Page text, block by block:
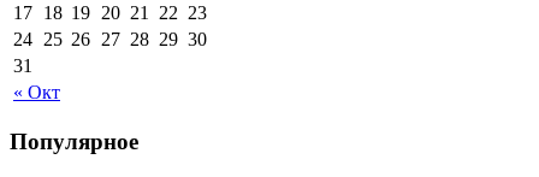
« Окт
17 18 19 20 21 22 23
24 25 26 27 28 29 30
31
Популярное